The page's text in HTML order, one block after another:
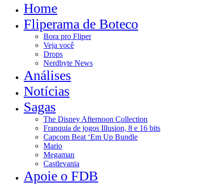
Home
Fliperama de Boteco
Bora pro Fliper
Veja você
Drops
Nerdbyte News
Análises
Notícias
Sagas
The Disney Afternoon Collection
Franquia de jogos Illusion, 8 e 16 bits
Capcom Beat ‘Em Up Bundle
Mario
Megaman
Castlevania
Apoie o FDB